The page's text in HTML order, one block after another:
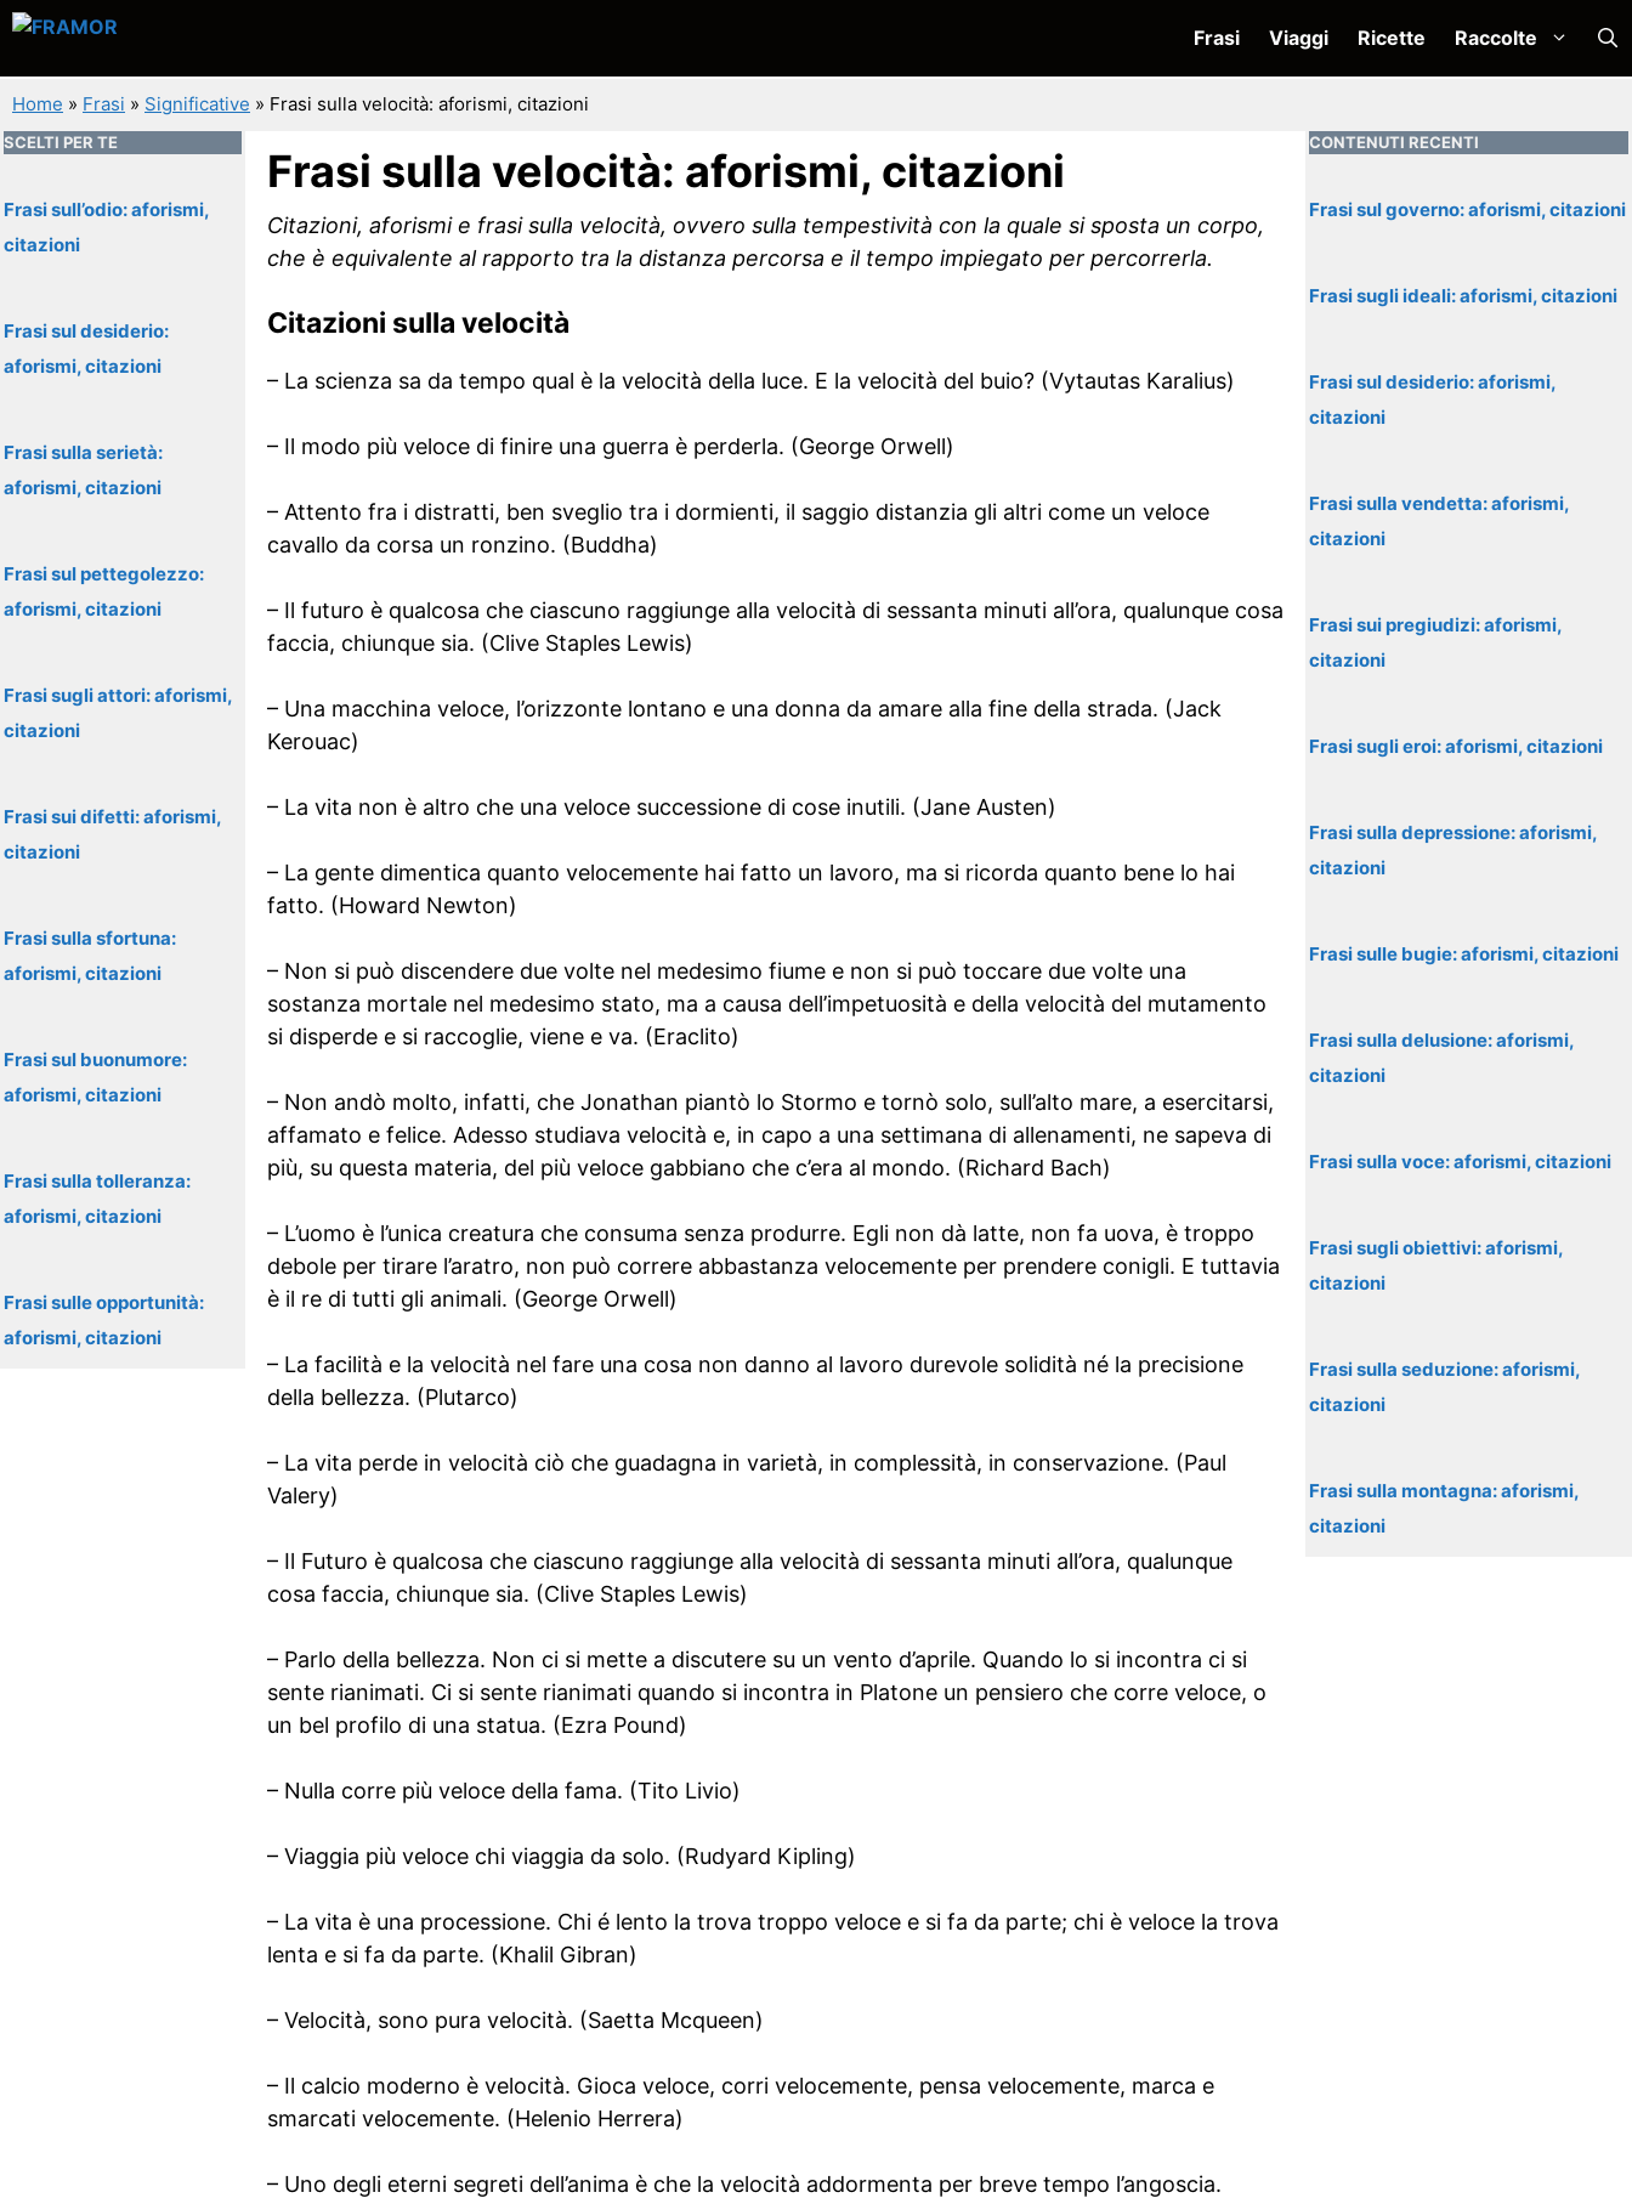
Vai
contenuto
Frasi Viaggi Ricette Raccolte
Home » Frasi » Significative » Frasi sulla velocità: aforismi, citazioni
Frasi sulla velocità: aforismi, citazioni
Citazioni, aforismi e frasi sulla velocità, ovvero sulla tempestività con la quale si sposta un corpo,
che è equivalente al rapporto tra la distanza percorsa e il tempo impiegato per percorrerla.
Citazioni sulla velocità
– La scienza sa da tempo qual è la velocità della luce. E la velocità del buio? (Vytautas Karalius)
– Il modo più veloce di finire una guerra è perderla. (George Orwell)
– Attento fra i distratti, ben sveglio tra i dormienti, il saggio distanzia gli altri come un veloce
cavallo da corsa un ronzino. (Buddha)
– Il futuro è qualcosa che ciascuno raggiunge alla velocità di sessanta minuti all’ora, qualunque cosa
faccia, chiunque sia. (Clive Staples Lewis)
– Una macchina veloce, l’orizzonte lontano e una donna da amare alla fine della strada. (Jack
Kerouac)
– La vita non è altro che una veloce successione di cose inutili. (Jane Austen)
– La gente dimentica quanto velocemente hai fatto un lavoro, ma si ricorda quanto bene lo hai
fatto. (Howard Newton)
– Non si può discendere due volte nel medesimo fiume e non si può toccare due volte una
sostanza mortale nel medesimo stato, ma a causa dell’impetuosità e della velocità del mutamento
si disperde e si raccoglie, viene e va. (Eraclito)
– Non andò molto, infatti, che Jonathan piantò lo Stormo e tornò solo, sull’alto mare, a esercitarsi,
affamato e felice. Adesso studiava velocità e, in capo a una settimana di allenamenti, ne sapeva di
più, su questa materia, del più veloce gabbiano che c’era al mondo. (Richard Bach)
– L’uomo è l’unica creatura che consuma senza produrre. Egli non dà latte, non fa uova, è troppo
debole per tirare l’aratro, non può correre abbastanza velocemente per prendere conigli. E tuttavia
è il re di tutti gli animali. (George Orwell)
– La facilità e la velocità nel fare una cosa non danno al lavoro durevole solidità né la precisione
della bellezza. (Plutarco)
– La vita perde in velocità ciò che guadagna in varietà, in complessità, in conservazione. (Paul
Valery)
– Il Futuro è qualcosa che ciascuno raggiunge alla velocità di sessanta minuti all’ora, qualunque
cosa faccia, chiunque sia. (Clive Staples Lewis)
– Parlo della bellezza. Non ci si mette a discutere su un vento d’aprile. Quando lo si incontra ci si
sente rianimati. Ci si sente rianimati quando si incontra in Platone un pensiero che corre veloce, o
un bel profilo di una statua. (Ezra Pound)
– Nulla corre più veloce della fama. (Tito Livio)
– Viaggia più veloce chi viaggia da solo. (Rudyard Kipling)
– La vita è una processione. Chi é lento la trova troppo veloce e si fa da parte; chi è veloce la trova
lenta e si fa da parte. (Khalil Gibran)
– Velocità, sono pura velocità. (Saetta Mcqueen)
– Il calcio moderno è velocità. Gioca veloce, corri velocemente, pensa velocemente, marca e
smarcati velocemente. (Helenio Herrera)
– Uno degli eterni segreti dell’anima è che la velocità addormenta per breve tempo l’angoscia.
SCELTI PER TE
Frasi sull’odio: aforismi,
citazioni
Frasi sul desiderio:
aforismi, citazioni
Frasi sulla serietà:
aforismi, citazioni
Frasi sul pettegolezzo:
aforismi, citazioni
Frasi sugli attori: aforismi,
citazioni
Frasi sui difetti: aforismi,
citazioni
Frasi sulla sfortuna:
aforismi, citazioni
Frasi sul buonumore:
aforismi, citazioni
Frasi sulla tolleranza:
aforismi, citazioni
Frasi sulle opportunità:
aforismi, citazioni
CONTENUTI RECENTI
Frasi sul governo: aforismi, citazioni
Frasi sugli ideali: aforismi, citazioni
Frasi sul desiderio: aforismi,
citazioni
Frasi sulla vendetta: aforismi,
citazioni
Frasi sui pregiudizi: aforismi,
citazioni
Frasi sugli eroi: aforismi, citazioni
Frasi sulla depressione: aforismi,
citazioni
Frasi sulle bugie: aforismi, citazioni
Frasi sulla delusione: aforismi,
citazioni
Frasi sulla voce: aforismi, citazioni
Frasi sugli obiettivi: aforismi,
citazioni
Frasi sulla seduzione: aforismi,
citazioni
Frasi sulla montagna: aforismi,
citazioni